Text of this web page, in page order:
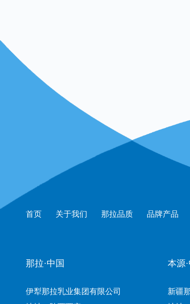
首页 关于我们 那拉品质 品牌产品
那拉·中国
伊犁那拉乳业集团有限公司
本源
新疆